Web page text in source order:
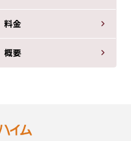
料金
概要